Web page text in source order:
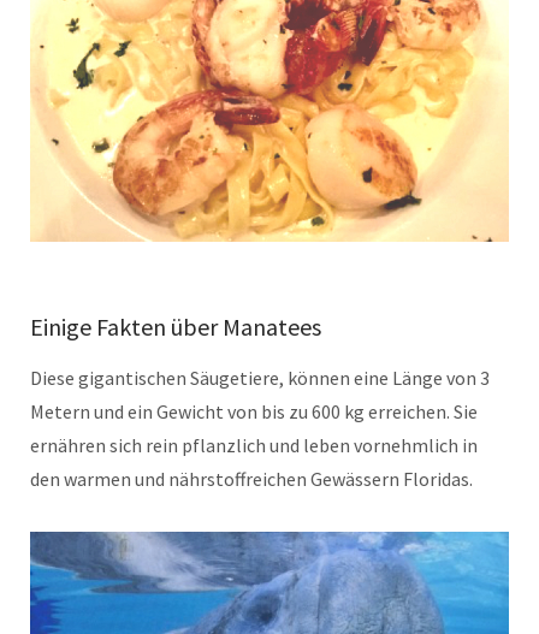
Einige Fakten über Manatees
Diese gigantischen Säugetiere, können eine Länge von 3
Metern und ein Gewicht von bis zu 600 kg erreichen. Sie
ernähren sich rein pflanzlich und leben vornehmlich in
den warmen und nährstoffreichen Gewässern Floridas.